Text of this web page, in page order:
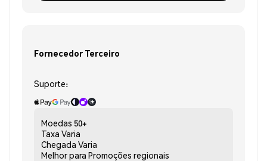
Fornecedor Terceiro
Suporte:
Moedas 50+
Taxa Varia
Chegada Varia
Melhor para Promoções regionais